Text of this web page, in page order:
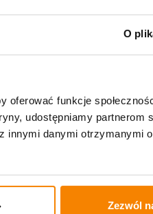
O
funkcje
udostępniamy partnerom
innymi danymi otrzymanymi
Zezwól